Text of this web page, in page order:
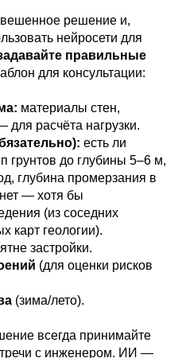
решение и,
нейросети для
правильные
для консультации:
материалы стен,
расчёта нагрузки.
есть ли
грунтов до глубины 5–6 м,
глубина промерзания в
— хотя бы
(из соседних
карт геологии).
застройки.
(для оценки рисков
(зима/лето).
всегда принимайте
с инженером. ИИ —